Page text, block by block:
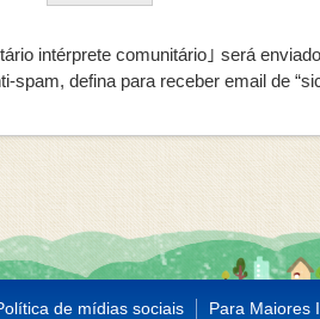
intérprete comunitário｣ será
defina para receber email de
de mídias sociais Para Maiores